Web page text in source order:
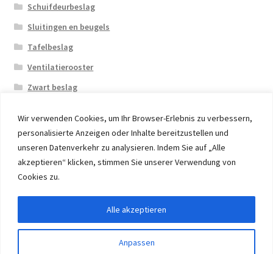
Wir verwenden Cookies, um Ihr Browser-Erlebnis zu verbessern,
personalisierte Anzeigen oder Inhalte bereitzustellen und
unseren Datenverkehr zu analysieren. Indem Sie auf „Alle
akzeptieren“ klicken, stimmen Sie unserer Verwendung von
Cookies zu.
Anpassen
Alle akzeptieren
Schuifdeurbeslag
Sluitingen en beugels
Tafelbeslag
Ventilatierooster
Zwart beslag
© 2026 Eruon Trade UG, Germany, member of the ERUON